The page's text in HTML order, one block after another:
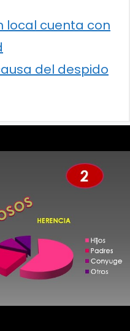
local cuenta con
del despido